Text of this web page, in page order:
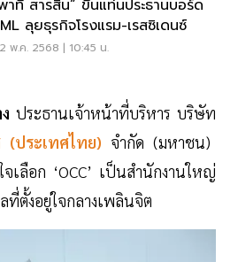
าที สารสิน” ขึ้นแท่นประธานบอร์ด
ลุยธุรกิจโรงแรม-เรสซิเดนซ์
พ.ค. 2568 | 10:45 น.
ประธานเจ้าหน้าที่บริหาร บริษัท
(ประเทศไทย) จำกัด (มหาชน)
เลือก ‘OCC’ เป็นสำนักงานใหญ่
ที่ตั้งอยู่ใจกลางเพลินจิต